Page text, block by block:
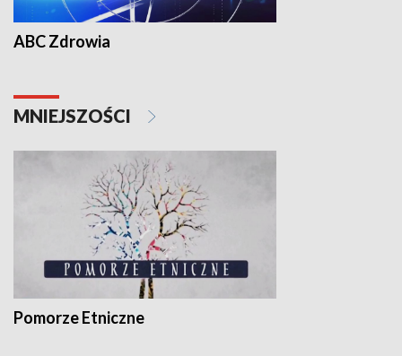
ABC Zdrowia
MNIEJSZOŚCI
Pomorze Etniczne